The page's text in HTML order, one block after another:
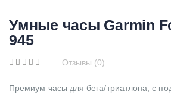
Умные часы Garmin
945
Отзывы (0)
Премиум часы для бега/триатлона, с